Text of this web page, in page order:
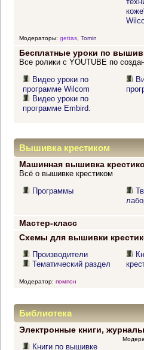
Модераторы: gettas, Tomin
Бесплатные уроки по
Все ролики с YOUTUBE по
Видео уроки по
программе Wilcom
Видео уроки по
программе Embird.
Вышивка крестиком
Машинная вышивка
Всё о вышивке крестиком
Программы
Мастер-класс
Схемы для вышивки
Производители
Тематический раздел
Модератор: помпон
Библиотека
Электронные книги,
Книги по вышивке